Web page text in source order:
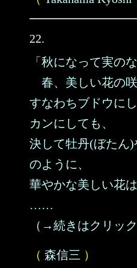
22.
「秋になって実の
春、美しい花の咲
すなわちブドウに
カンにしても、
決して牡丹(ぼたん
のように、
華やかな美しい花は
……
（→続きはクリック
（ 森信三 ）